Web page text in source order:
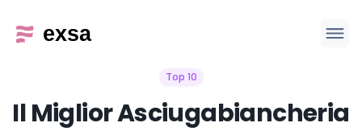
Top 10
Il Miglior Asciugabiancheria